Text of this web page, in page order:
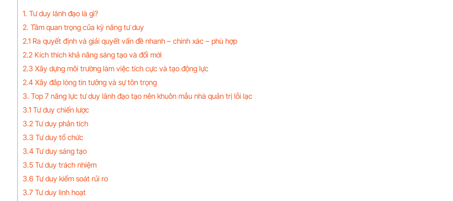
1. Tư duy lãnh đạo là gì?
2. Tầm quan trọng của kỹ năng tư duy
2.1 Ra quyết định và giải quyết vấn đề nhanh – chính xác – phù hợp
2.2 Kích thích khả năng sáng tạo và đổi mới
2.3 Xây dựng môi trường làm việc tích cực và tạo động lực
2.4 Xây đắp lòng tin tưởng và sự tôn trọng
3. Top 7 năng lực tư duy lãnh đạo tạo nên khuôn mẫu nhà quản trị lỗi lạc
3.1 Tư duy chiến lược
3.2 Tư duy phân tích
3.3 Tư duy tổ chức
3.4 Tư duy sáng tạo
3.5 Tư duy trách nhiệm
3.6 Tư duy kiểm soát rủi ro
3.7 Tư duy linh hoạt